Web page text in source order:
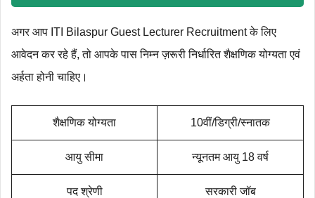
अगर आप ITI Bilaspur Guest Lecturer Recruitment के लिए
आवेदन कर रहे हैं, तो आपके पास निम्न ज़रूरी निर्धारित शैक्षणिक योग्यता एवं
अर्हता होनी चाहिए।
शैक्षणिक योग्‍यता 10वीं/डिग्री/स्नातक
आयु सीमा न्यूनतम आयु 18 वर्ष
पद श्रेणी सरकारी जॉब